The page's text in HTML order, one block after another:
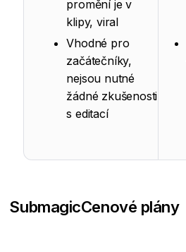
promění je v
klipy, viral
Vhodné pro
začátečníky,
nejsou nutné
žádné zkušenosti
s editací
SubmagicCenové plány